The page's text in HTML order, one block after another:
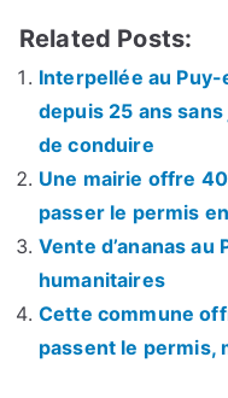
Related Posts:
Interpellée au
depuis 25 ans
de conduire
Une mairie offre
passer le permis
Vente d’ananas
humanitaires
Cette commune
passent le permis,